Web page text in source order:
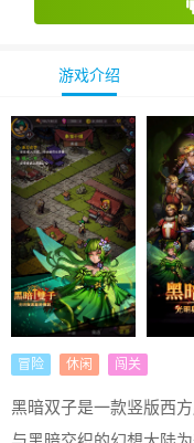
游戏介绍
冒险 休闲 闯关
黑暗双子是一款竖版西